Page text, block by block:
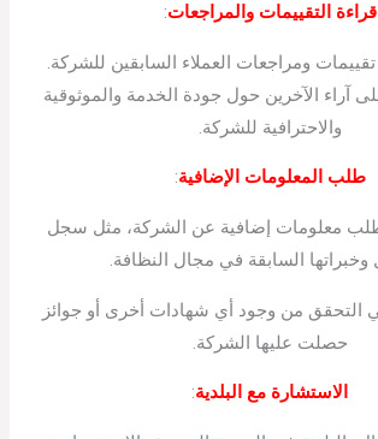
قراءة التقييمات والمراجعات:
ومراجعات العملاء السابقين للشركة.
آراء الآخرين حول جودة الخدمة والموثوقية
والاحترافية للشركة.
طلب المعلومات الإضافية:
طلب معلومات إضافية عن الشركة، مثل سجل
وخبراتها السابقة في مجال النظافة.
التحقق من وجود أي شهادات أخرى أو جوائز
حصلت عليها الشركة.
الاستشارة مع البلدية: